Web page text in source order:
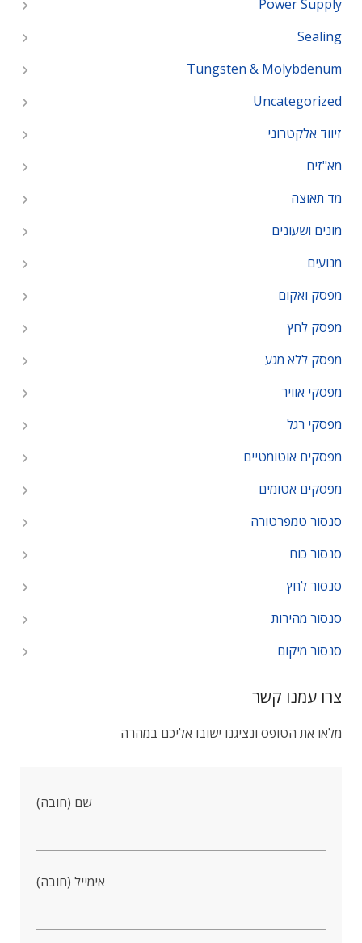
Power Supply
Sealing
Tungsten & Molybdenum
Uncategorized
זיווד אלקטרוני
מא"זים
מד תאוצה
מונים ושעונים
מנועים
מפסק ואקום
מפסק לחץ
מפסק ללא מגע
מפסקי אוויר
מפסקי רגל
מפסקים אוטומטיים
מפסקים אטומים
סנסור טמפרטורה
סנסור כוח
סנסור לחץ
סנסור מהירות
סנסור מיקום
צרו עמנו קשר
מלאו את הטופס ונציגנו ישובו אליכם במהרה
שם (חובה)
אימייל (חובה)